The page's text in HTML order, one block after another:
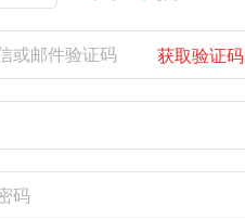
获取验证码